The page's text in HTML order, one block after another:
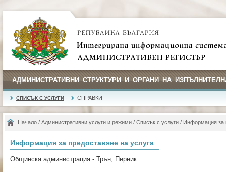
АДМИНИСТРАТИВНИ СТРУКТУРИ И ОРГАНИ НА
СПИСЪК С УСЛУГИ СПРАВКИ
Начало / Административни услуги и режими / Списък с услуги / Информация за
Информация за предоставяне на услуга
Общинска администрация - Трън, Перник